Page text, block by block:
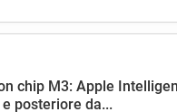
chip M3: Apple
posteriore da...